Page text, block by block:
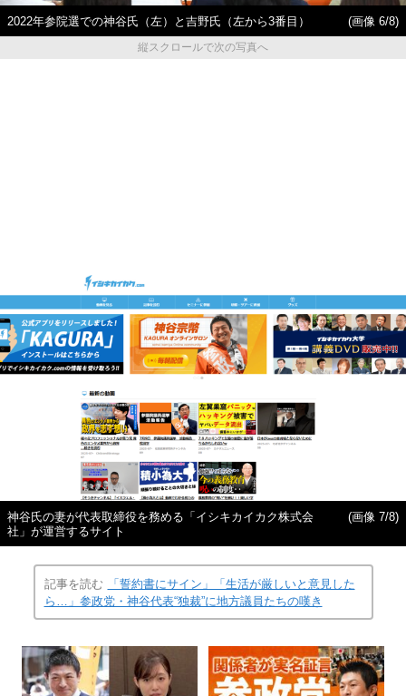
2022年参院選での神谷氏（左）と吉野氏（左から3番目）
(画像 6/8)
縦スクロールで次の写真へ
神谷氏の妻が代表取締役を務める「イシキカイカク株式会
社」が運営するサイト
(画像 7/8)
記事を読む
「誓約書にサイン」「生活が厳しいと意見した
ら…」参政党・神谷代表“独裁”に地方議員たちの嘆き